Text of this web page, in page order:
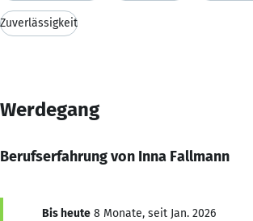
Zuverlässigkeit
Werdegang
Berufserfahrung von Inna Fallmann
Bis heute 8 Monate, seit Jan. 2026